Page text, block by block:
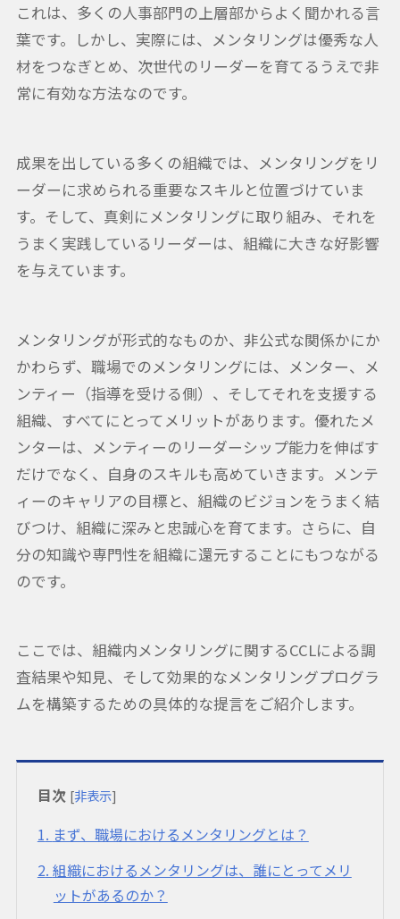
これは、多くの人事部門の上層部からよく聞かれる言
葉です。しかし、実際には、メンタリングは優秀な人
材をつなぎとめ、次世代のリーダーを育てるうえで非
常に有効な方法なのです。
成果を出している多くの組織では、メンタリングをリ
ーダーに求められる重要なスキルと位置づけていま
す。そして、真剣にメンタリングに取り組み、それを
うまく実践しているリーダーは、組織に大きな好影響
を与えています。
メンタリングが形式的なものか、非公式な関係かにか
かわらず、職場でのメンタリングには、メンター、メ
ンティー（指導を受ける側）、そしてそれを支援する
組織、すべてにとってメリットがあります。優れたメ
ンターは、メンティーのリーダーシップ能力を伸ばす
だけでなく、自身のスキルも高めていきます。メンテ
ィーのキャリアの目標と、組織のビジョンをうまく結
びつけ、組織に深みと忠誠心を育てます。さらに、自
分の知識や専門性を組織に還元することにもつながる
のです。
ここでは、組織内メンタリングに関するCCLによる調
査結果や知見、そして効果的なメンタリングプログラ
ムを構築するための具体的な提言をご紹介します。
目次 [非表示]
1 まず、職場におけるメンタリングとは？
2 組織におけるメンタリングは、誰にとってメリ
ットがあるのか？